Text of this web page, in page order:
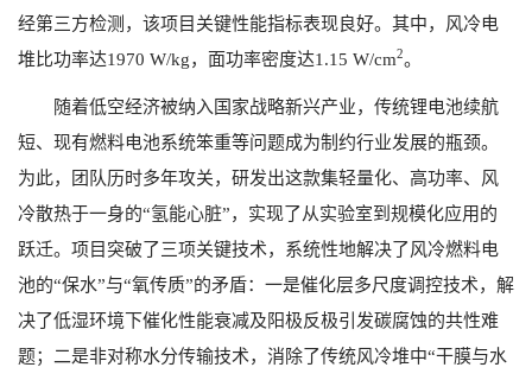
经第三方检测，该项目关键性能指标表现良好。其中，风冷电
堆比功率达1970 W/kg，面功率密度达1.15 W/cm2。
随着低空经济被纳入国家战略新兴产业，传统锂电池续航
短、现有燃料电池系统笨重等问题成为制约行业发展的瓶颈。
为此，团队历时多年攻关，研发出这款集轻量化、高功率、风
冷散热于一身的“氢能心脏”，实现了从实验室到规模化应用的
跃迁。项目突破了三项关键技术，系统性地解决了风冷燃料电
池的“保水”与“氧传质”的矛盾：一是催化层多尺度调控技术，解
决了低湿环境下催化性能衰减及阳极反极引发碳腐蚀的共性难
题；二是非对称水分传输技术，消除了传统风冷堆中“干膜与水